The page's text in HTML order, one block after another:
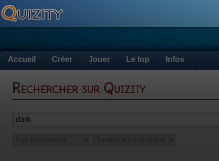
Accueil Créer Jouer Le top Infos
Rechercher sur Quizity